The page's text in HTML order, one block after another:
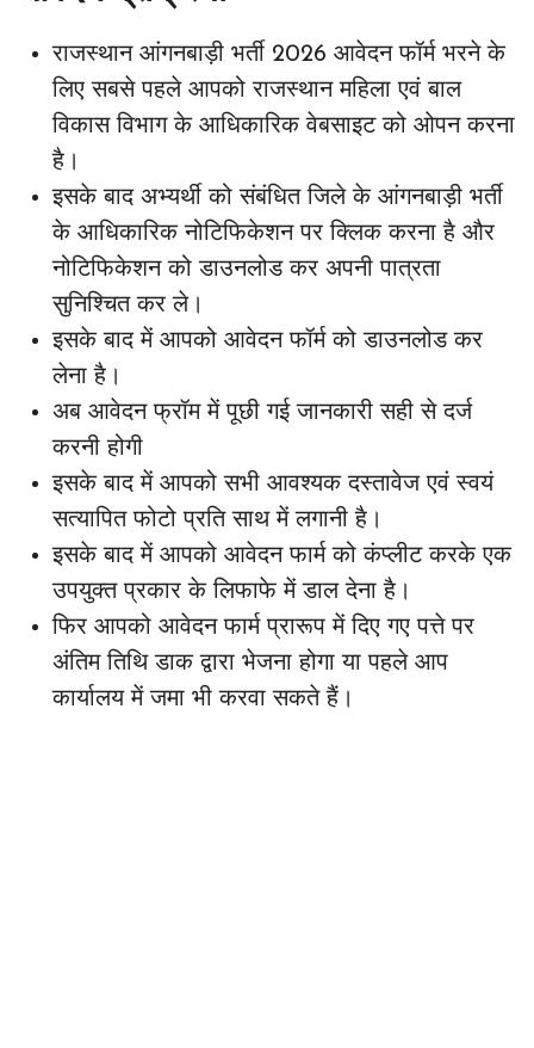
राजस्थान आंगनबाड़ी भर्ती 2026 आवेदन फॉर्म भरने के
लिए सबसे पहले आपको राजस्थान महिला एवं बाल
विकास विभाग के आधिकारिक वेबसाइट को ओपन करना
है।
इसके बाद अभ्यर्थी को संबंधित जिले के आंगनबाड़ी भर्ती
के आधिकारिक नोटिफिकेशन पर क्लिक करना है और
नोटिफिकेशन को डाउनलोड कर अपनी पात्रता
सुनिश्चित कर ले।
इसके बाद में आपको आवेदन फॉर्म को डाउनलोड कर
लेना है।
अब आवेदन फ्रॉम में पूछी गई जानकारी सही से दर्ज
करनी होगी
इसके बाद में आपको सभी आवश्यक दस्तावेज एवं स्वयं
सत्यापित फोटो प्रति साथ में लगानी है।
इसके बाद में आपको आवेदन फार्म को कंप्लीट करके एक
उपयुक्त प्रकार के लिफाफे में डाल देना है।
फिर आपको आवेदन फार्म प्रारूप में दिए गए पत्ते पर
अंतिम तिथि डाक द्वारा भेजना होगा या पहले आप
कार्यालय में जमा भी करवा सकते हैं।